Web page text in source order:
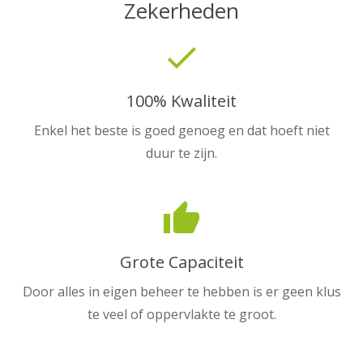
Zekerheden
done
100% Kwaliteit
Enkel het beste is goed genoeg en dat hoeft niet
duur te zijn.
thumb_up
Grote Capaciteit
Door alles in eigen beheer te hebben is er geen klus
te veel of oppervlakte te groot.